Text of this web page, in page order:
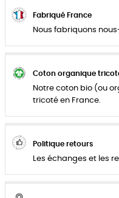
Fabriqué France
Nous fabriquons
Coton organique
Notre coton bio (ou
tricoté en France.
Politique retours
Les échanges et les